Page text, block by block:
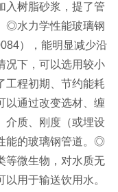
入树脂砂浆，提了管
◎水力学性能玻璃钢
），能明显减少沿
况下，可以选用较小
工程初期、节约能耗
以通过改变选材、缠
介质、刚度（或埋设
能的玻璃钢管道。◎
等微生物，对水质无
用于输送饮用水。